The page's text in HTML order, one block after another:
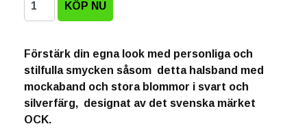
Förstärk din egna look med personliga och
stilfulla smycken såsom detta halsband med
mockaband och stora blommor i svart och
silverfärg, designat av det svenska märket
OCK.